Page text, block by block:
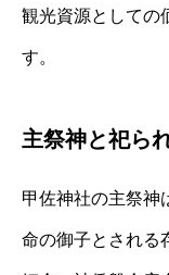
観光資源としての
す。
主祭神と祀ら
甲佐神社の主祭神
命の御子とされる